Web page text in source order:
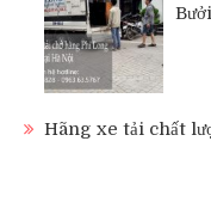
Bưởi
Hãng xe tải chất